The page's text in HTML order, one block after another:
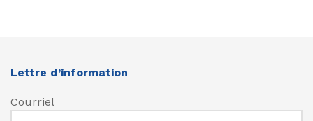
Lettre d’information
Courriel